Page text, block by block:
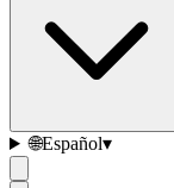
🌐Español▾